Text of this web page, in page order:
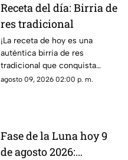
Receta del día: Birria de
res tradicional
¡La receta de hoy es una
auténtica birria de res
tradicional que conquista
desde el primer bocado!
agosto 09, 2026 02:00 p. m.
Fase de la Luna hoy 9
de agosto 2026: